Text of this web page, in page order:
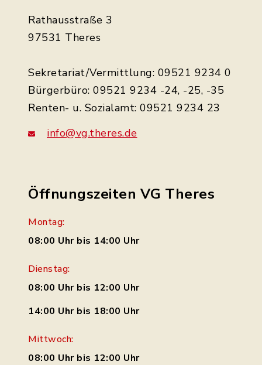
Rathausstraße 3
97531 Theres
Sekretariat/Vermittlung: 09521 9234 0
Bürgerbüro: 09521 9234 -24, -25, -35
Renten- u. Sozialamt: 09521 9234 23
info@vg.theres.de
Öffnungszeiten VG Theres
Montag:
08:00 Uhr bis 14:00 Uhr
Dienstag:
08:00 Uhr bis 12:00 Uhr
14:00 Uhr bis 18:00 Uhr
Mittwoch:
08:00 Uhr bis 12:00 Uhr